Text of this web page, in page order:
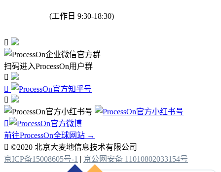
(工作日 9:30-18:30)

扫码进入ProcessOn用户群




前往ProcessOn全球网站 →
 ©2020 北京大麦地信息技术有限公司
京ICP备15008605号-1 | 京公网安备 11010802033154号